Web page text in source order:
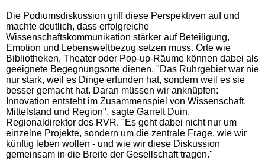
Die Podiumsdiskussion griff diese Perspektiven auf und
machte deutlich, dass erfolgreiche
Wissenschaftskommunikation stärker auf Beteiligung,
Emotion und Lebensweltbezug setzen muss. Orte wie
Bibliotheken, Theater oder Pop-up-Räume können dabei als
geeignete Begegnungsorte dienen. "Das Ruhrgebiet war nie
nur stark, weil es Dinge erfunden hat, sondern weil es sie
besser gemacht hat. Daran müssen wir anknüpfen:
Innovation entsteht im Zusammenspiel von Wissenschaft,
Mittelstand und Region", sagte Garrelt Duin,
Regionaldirektor des RVR. "Es geht dabei nicht nur um
einzelne Projekte, sondern um die zentrale Frage, wie wir
künftig leben wollen - und wie wir diese Diskussion
gemeinsam in die Breite der Gesellschaft tragen."